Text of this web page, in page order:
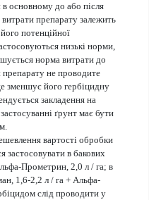
основному до або після
препарату залежить
потенційної
низькі норми,
норма витрати до
препарату не проводите
зменшує його гербіцидну
закладення на
ґрунт має бути
вартості обробки
застосовувати в бакових
Прометрин, 2,0 л / га; в
1,6-2,2 л / га + Альфа-
слід проводити у